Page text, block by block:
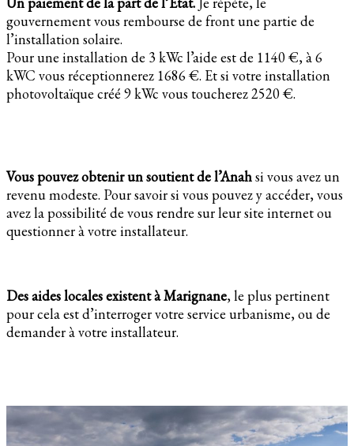
gouvernement vous rembourse de front une partie de
l’installation solaire.
Pour une installation de 3 kWc l’aide est de 1140 €, à 6
kWC vous réceptionnerez 1686 €. Et si votre installation
photovoltaïque créé 9 kWc vous toucherez 2520 €.
Vous pouvez obtenir un soutient de l’Anahsi vous avez un
revenu modeste. Pour savoir si vous pouvez y accéder, vous
avez la possibilité de vous rendre sur leur site internet ou
questionner à votre installateur.
Des aides locales existent à Marignane, le plus pertinent
pour cela est d’interroger votre service urbanisme, ou de
demander à votre installateur.